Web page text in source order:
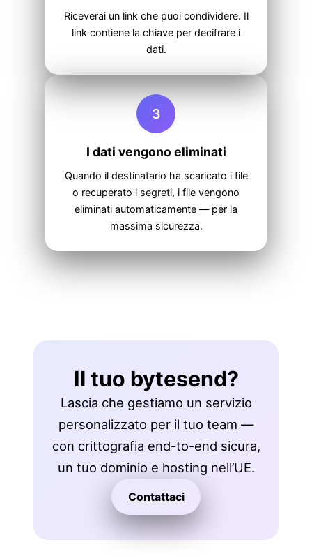
Riceverai un link che puoi condividere. Il
link contiene la chiave per decifrare i
dati.
3
I dati vengono eliminati
Quando il destinatario ha scaricato i file
o recuperato i segreti, i file vengono
eliminati automaticamente — per la
massima sicurezza.
Il tuo bytesend?
Lascia che gestiamo un servizio
personalizzato per il tuo team —
con crittografia end-to-end sicura,
un tuo dominio e hosting nell’UE.
Contattaci